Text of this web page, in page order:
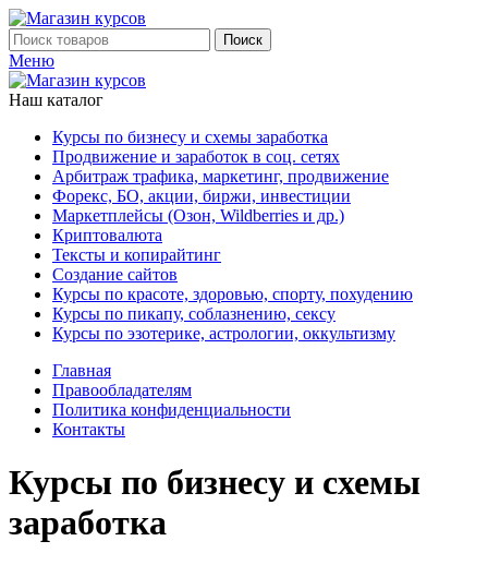
Поиск
Меню
Наш каталог
Курсы по бизнесу и схемы заработка
Продвижение и заработок в соц. сетях
Арбитраж трафика, маркетинг, продвижение
Форекс, БО, акции, биржи, инвестиции
Маркетплейсы (Озон, Wildberries и др.)
Криптовалюта
Тексты и копирайтинг
Создание сайтов
Курсы по красоте, здоровью, спорту, похудению
Курсы по пикапу, соблазнению, сексу
Курсы по эзотерике, астрологии, оккультизму
Главная
Правообладателям
Политика конфиденциальности
Контакты
Курсы по бизнесу и схемы
заработка